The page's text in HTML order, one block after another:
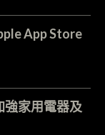
App Store
家用電器及